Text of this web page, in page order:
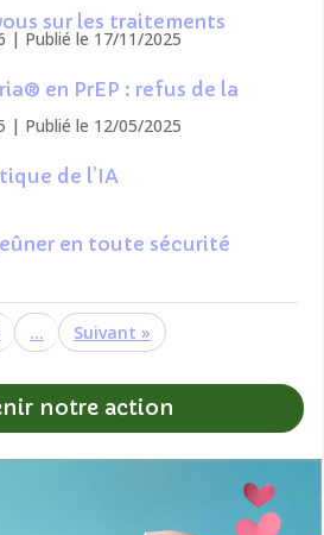
sur les traitements
| Publié le 17/11/2025
en PrEP : refus de la
| Publié le 12/05/2025
de l’IA
en toute sécurité
… »
notre action